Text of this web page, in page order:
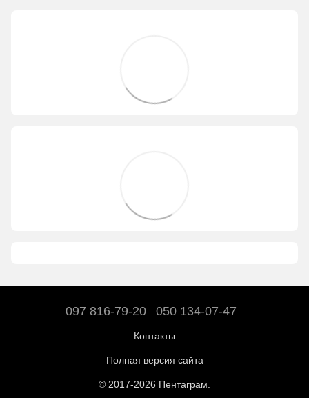
097 816-79-20 050 134-07-47
Контакты
Полная версия сайта
© 2017-2026 Пентаграм.